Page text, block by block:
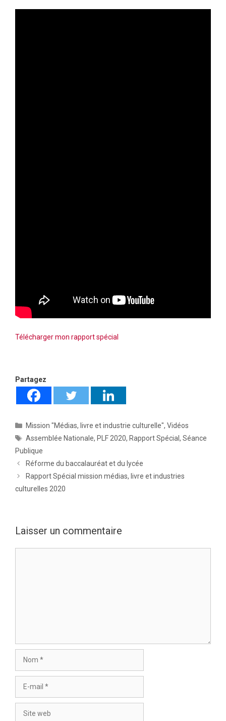
Télécharger mon rapport spécial
Partagez
Catégories
Mission "Médias, livre et industrie culturelle",Vidéos
Étiquettes
Assemblée Nationale, PLF 2020, Rapport Spécial,Séance
Publique
Réforme du baccalauréat et du lycée
Rapport Spécial mission médias, livre et industries
culturelles 2020
Laisser un commentaire
mail
web